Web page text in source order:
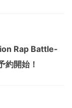
Rap Battle-
約開始！